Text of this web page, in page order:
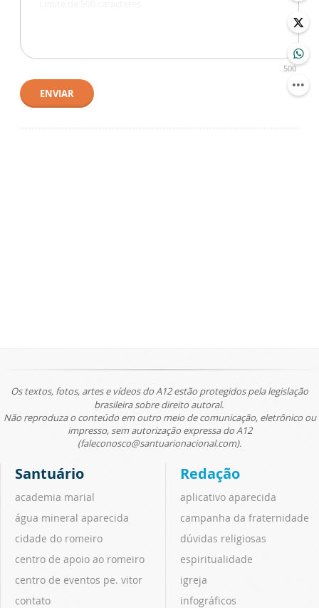
500
ENVIAR
Os textos, fotos, artes e vídeos do A12 estão protegidos pela legislação
brasileira sobre direito autoral.
Não reproduza o conteúdo em outro meio de comunicação, eletrônico ou
impresso, sem autorização expressa do A12
(faleconosco@santuarionacional.com).
Santuário
academia marial
água mineral aparecida
cidade do romeiro
centro de apoio ao romeiro
centro de eventos pe. vitor
contato
Redação
aplicativo aparecida
campanha da fraternidade
dúvidas religiosas
espiritualidade
igreja
infográficos